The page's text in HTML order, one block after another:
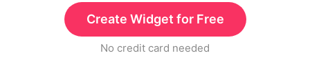
Create Widget for Free
No credit card needed